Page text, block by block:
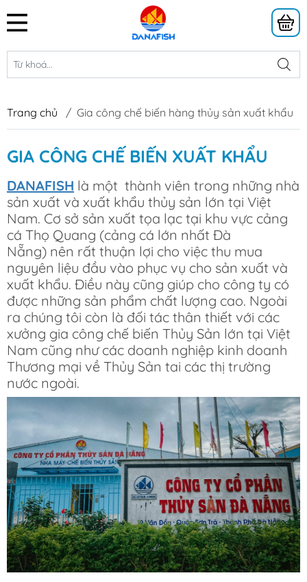
Trang chủ / Gia công chế biến hàng thủy sản xuất khẩu
GIA CÔNG CHẾ BIẾN XUẤT KHẨU
DANAFISH là một thành viên trong những nhà
sản xuất và xuất khẩu thủy sản lớn tại Việt
Nam. Cơ sở sản xuất tọa lạc tại khu vực cảng
cá Thọ Quang (cảng cá lớn nhất Đà
Nẵng) nên rất thuận lợi cho việc thu mua
nguyên liệu đầu vào phục vụ cho sản xuất và
xuất khẩu. Điều này cũng giúp cho công ty có
được những sản phẩm chất lượng cao. Ngoài
ra chúng tôi còn là đối tác thân thiết với các
xưởng gia công chế biến Thủy Sản lớn tại Việt
Nam cũng như các doanh nghiệp kinh doanh
Thương mại về Thủy Sản tai các thị trường
nước ngoài.